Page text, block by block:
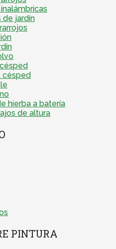
de jardín
césped
hierba a batería
de altura
PINTURA